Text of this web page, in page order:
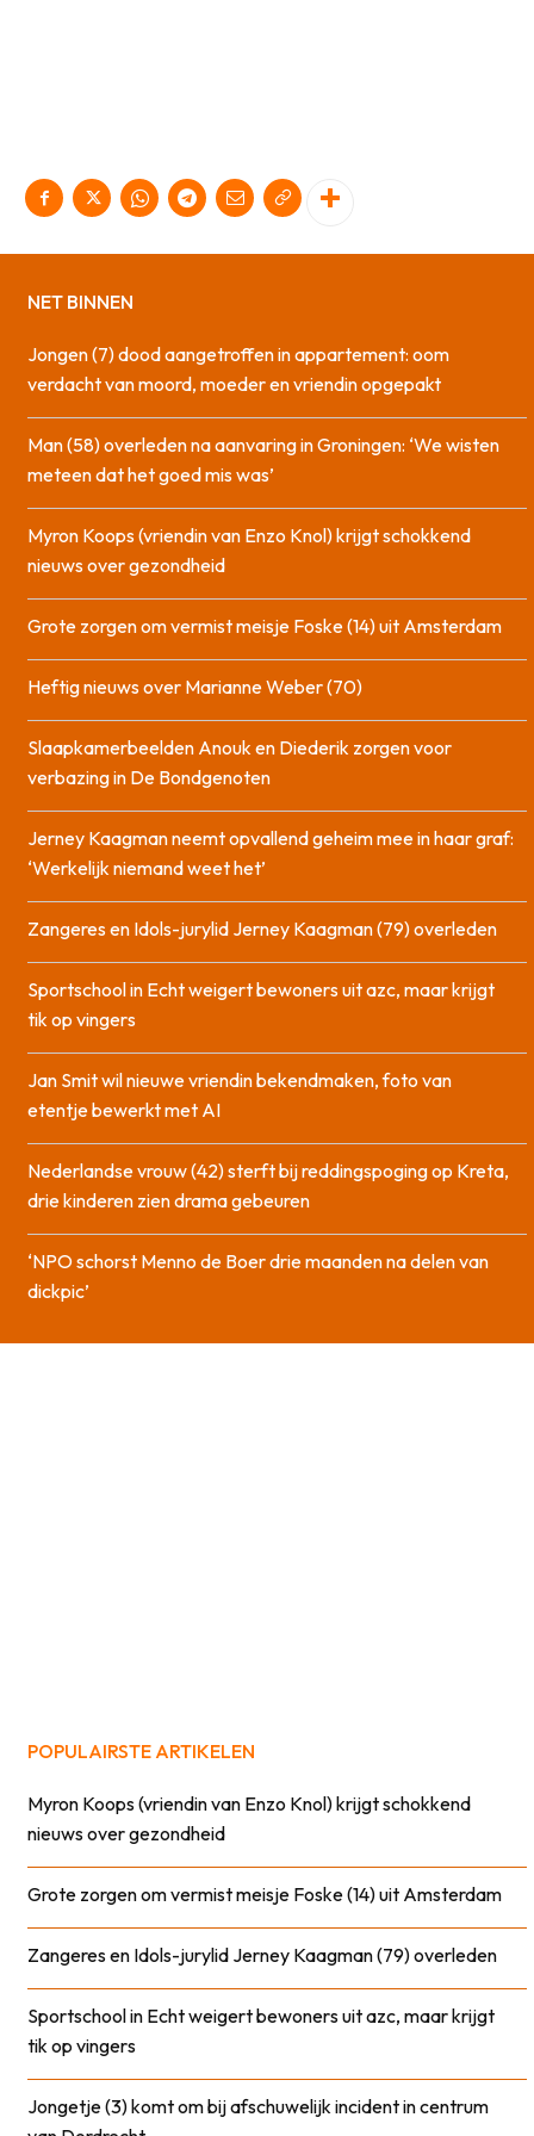
NET BINNEN
Jongen (7) dood aangetroffen in appartement: oom
verdacht van moord, moeder en vriendin opgepakt
Man (58) overleden na aanvaring in Groningen: ‘We wisten
meteen dat het goed mis was’
Myron Koops (vriendin van Enzo Knol) krijgt schokkend
nieuws over gezondheid
Grote zorgen om vermist meisje Foske (14) uit Amsterdam
Heftig nieuws over Marianne Weber (70)
Slaapkamerbeelden Anouk en Diederik zorgen voor
verbazing in De Bondgenoten
Jerney Kaagman neemt opvallend geheim mee in haar graf:
‘Werkelijk niemand weet het’
Zangeres en Idols-jurylid Jerney Kaagman (79) overleden
Sportschool in Echt weigert bewoners uit azc, maar krijgt
tik op vingers
Jan Smit wil nieuwe vriendin bekendmaken, foto van
etentje bewerkt met AI
Nederlandse vrouw (42) sterft bij reddingspoging op Kreta,
drie kinderen zien drama gebeuren
‘NPO schorst Menno de Boer drie maanden na delen van
dickpic’
POPULAIRSTE ARTIKELEN
Myron Koops (vriendin van Enzo Knol) krijgt schokkend
nieuws over gezondheid
Grote zorgen om vermist meisje Foske (14) uit Amsterdam
Zangeres en Idols-jurylid Jerney Kaagman (79) overleden
Sportschool in Echt weigert bewoners uit azc, maar krijgt
tik op vingers
Jongetje (3) komt om bij afschuwelijk incident in centrum